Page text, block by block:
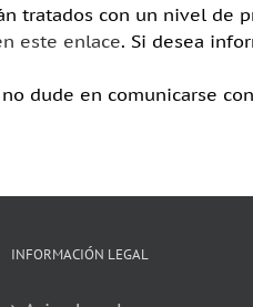
tratados con un nivel de
este enlace. Si desea
dude en comunicarse
INFORMACIÓN LEGAL